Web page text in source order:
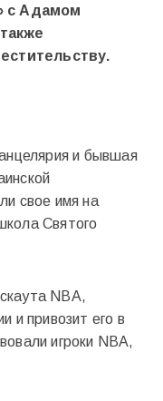
с Адамом
и бывшая
свое имя на
Святого
NBA,
и привозит его в
игроки NBA,